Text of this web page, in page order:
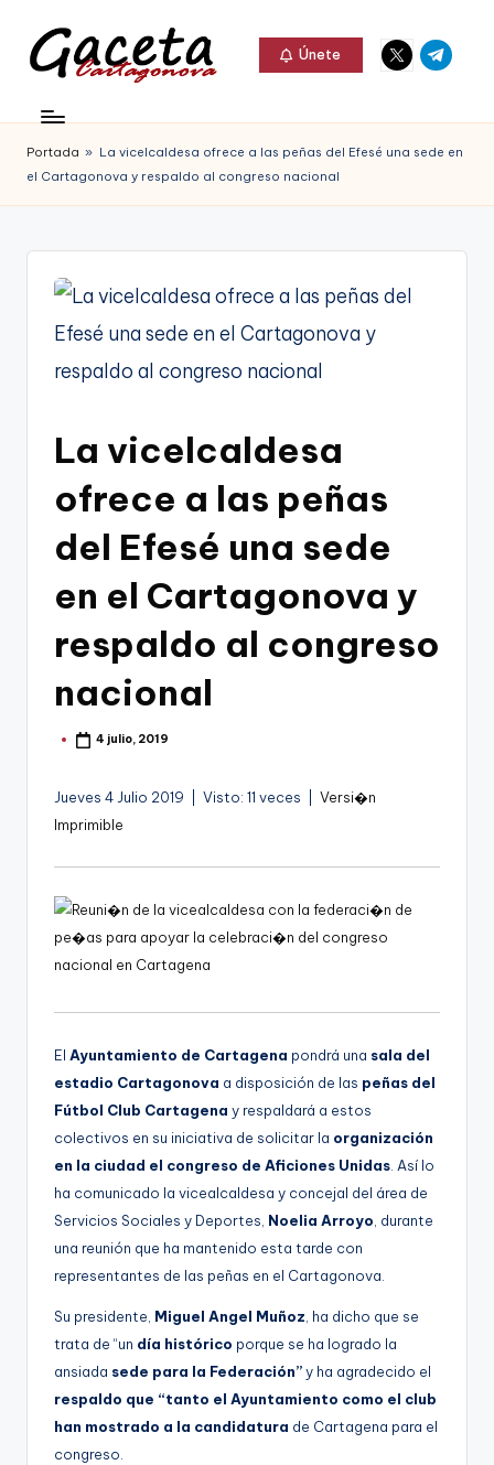
Saltar
contenido
c
e
t
Gaceta
Cartagonova,
La
que
informa
Cartagena,
Únete
Elemento
del
Elemento
del
Portada » La vicelcaldesa ofrece a las peñas del Efesé una sede en
el Cartagonova y respaldo al congreso nacional
La vicelcaldesa
ofrece a las peñas
del Efesé una sede
en el Cartagonova y
respaldo al congreso
nacional
Publicado4 julio, 2019
Jueves 4 Julio 2019 | Visto: 11 veces | Versi�n
Imprimible
El Ayuntamiento de Cartagena pondrá una sala del
estadio Cartagonova a disposición de las peñas del
Fútbol Club Cartagena y respaldará a estos
colectivos en su iniciativa de solicitar la organización
en la ciudad el congreso de Aficiones Unidas . Así lo
ha comunicado la vicealcaldesa y concejal del área de
Servicios Sociales y Deportes, Noelia Arroyo , durante
una reunión que ha mantenido esta tarde con
representantes de las peñas en el Cartagonova.
Su presidente, Miguel Angel Muñoz , ha dicho que se
trata de “un día histórico porque se ha logrado la
ansiada sede para la Federación”y ha agradecido el
respaldo que “tanto el Ayuntamiento como el club
han mostrado a la candidatura de Cartagena para el
congreso.